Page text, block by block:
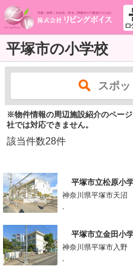
平塚市の小学校
スポ
※物件情報の周辺施設紹介のペー
社では対応できません。
該当件数28件
平塚市立松原小
神奈川県平塚市天沼
-
平塚市立金田小
神奈川県平塚市入野
-